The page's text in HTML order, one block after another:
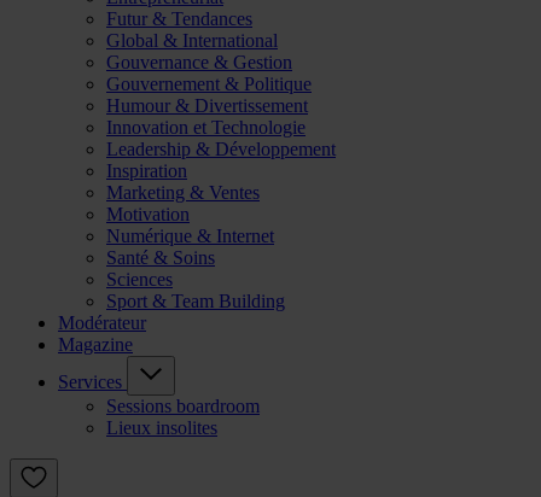
Futur & Tendances
Global & International
Gouvernance & Gestion
Gouvernement & Politique
Humour & Divertissement
Innovation et Technologie
Leadership & Développement
Inspiration
Marketing & Ventes
Motivation
Numérique & Internet
Santé & Soins
Sciences
Sport & Team Building
Modérateur
Magazine
Services
Sessions boardroom
Lieux insolites